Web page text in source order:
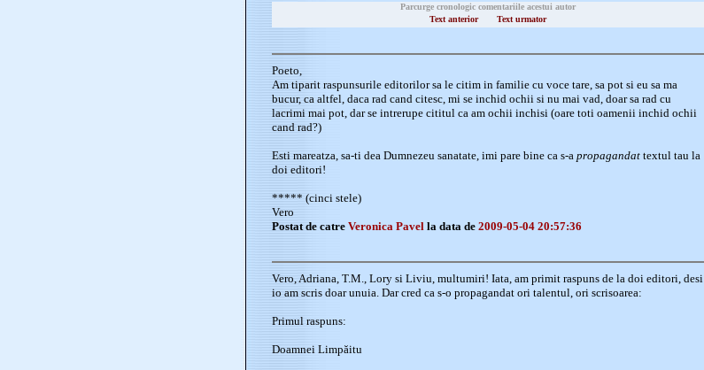
Parcurge cronologic comentariile acestui autor
Text anterior
Text urmator
Poeto,
Am tiparit raspunsurile editorilor sa le citim in familie cu voce tare, sa pot si eu sa ma
bucur, ca altfel, daca rad cand citesc, mi se inchid ochii si nu mai vad, doar sa rad cu
lacrimi mai pot, dar se intrerupe cititul ca am ochii inchisi (oare toti oamenii inchid ochii
cand rad?)
Esti mareatza, sa-ti dea Dumnezeu sanatate, imi pare bine ca s-a propagandattextul tau la
doi editori!
***** (cinci stele)
Vero
Postat de catre Veronica Pavel la data de 2009-05-04 20:57:36
Vero, Adriana, T.M., Lory si Liviu, multumiri! Iata, am primit raspuns de la doi editori, desi
io am scris doar unuia. Dar cred ca s-o propagandat ori talentul, ori scrisoarea:
Primul raspuns:
Doamnei Limpăitu